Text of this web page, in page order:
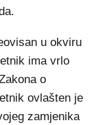
u okviru
ima vrlo
o
ovlašten je
zamjenika